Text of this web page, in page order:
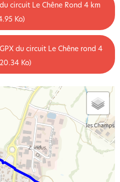
circuit Le Chêne Rond 4 km
Ko)
du circuit Le Chêne rond 4
Ko)